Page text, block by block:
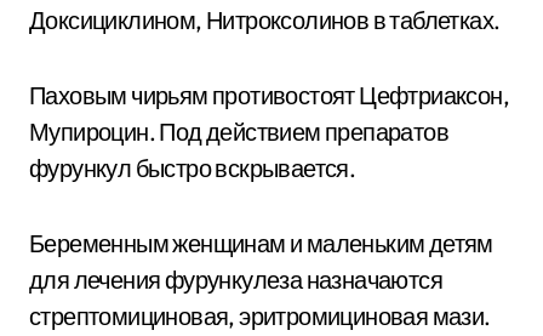
Доксициклином, Нитроксолинов в таблетках.
Паховым чирьям противостоят Цефтриаксон,
Мупироцин. Под действием препаратов
фурункул быстро вскрывается.
Беременным женщинам и маленьким детям
для лечения фурункулеза назначаются
стрептомициновая, эритромициновая мази.